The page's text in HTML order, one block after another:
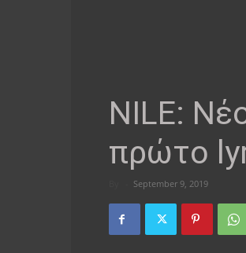
NILE:
πρώτο
September 9, 2019